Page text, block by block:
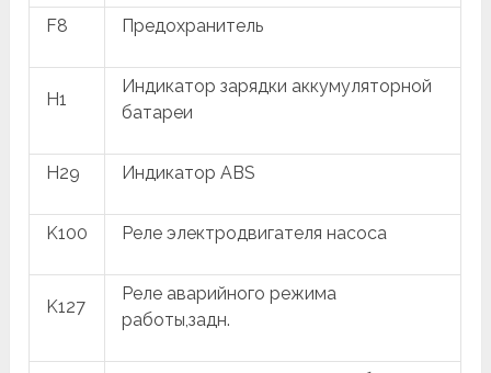
F8 Предохранитель
H1
Индикатор зарядки аккумуляторной
батареи
H29 Индикатор ABS
K100 Реле электродвигателя насоса
K127
Реле аварийного режима
работы,задн.